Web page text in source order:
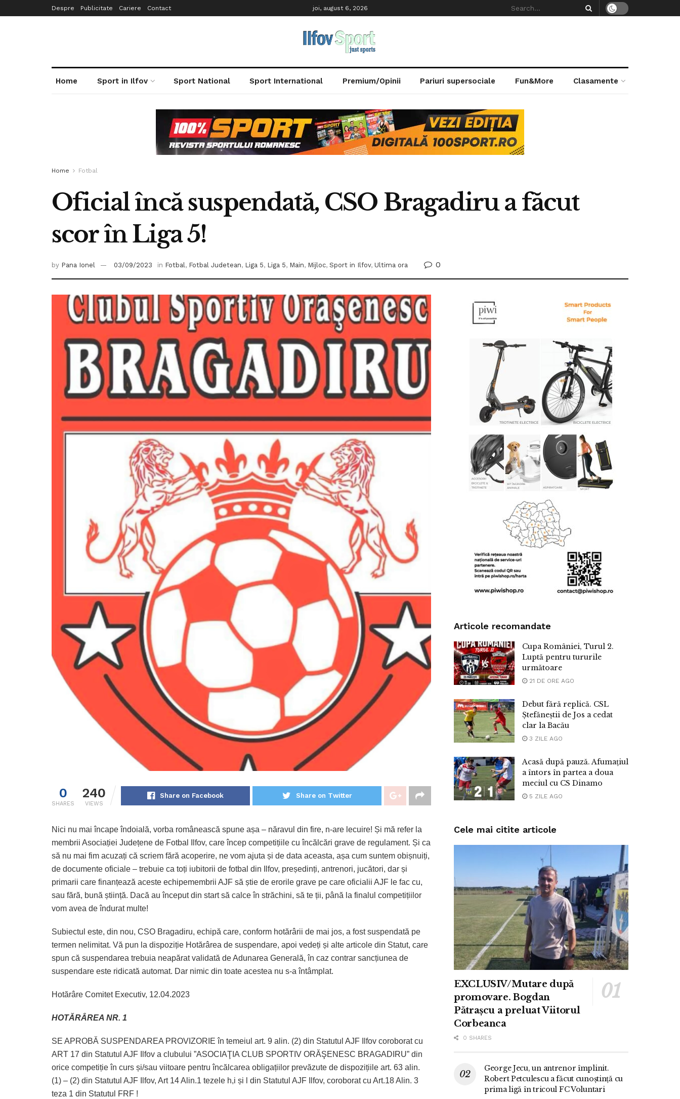
Despre Publicitate Cariere Contact joi, august 6, 2026
Home Sport in Ilfov Sport National Sport International Premium/Opinii Pariuri supersociale Fun&More Clasamente
Home Fotbal
Oficial încă suspendată, CSO Bragadiru a făcut
scor în Liga 5!
by Pana Ionel 03/09/2023 in Fotbal, Fotbal Judetean, Liga 5, Liga 5, Main, Mijloc, Sport in Ilfov, Ultima ora 0
0
SHARES
240
VIEWS
Share on Facebook Share on Twitter
Nici nu mai încape îndoială, vorba românească spune așa – năravul din fire, n-are lecuire! Și mă refer la
membrii Asociației Județene de Fotbal Ilfov, care încep competițiile cu încălcări grave de regulament. Și ca
să nu mai fim acuzați că scriem fără acoperire, ne vom ajuta și de data aceasta, așa cum suntem obișnuiți,
de documente oficiale – trebuie ca toți iubitorii de fotbal din Ilfov, președinți, antrenori, jucători, dar și
primarii care finanțează aceste echipemembrii AJF să știe de erorile grave pe care oficialii AJF le fac cu,
sau fără, bună știință. Dacă au început din start să calce în străchini, să te ții, până la finalul competițiilor
vom avea de îndurat multe!
Subiectul este, din nou, CSO Bragadiru, echipă care, conform hotărârii de mai jos, a fost suspendată pe
termen nelimitat. Vă pun la dispoziție Hotărârea de suspendare, apoi vedeți și alte articole din Statut, care
spun că suspendarea trebuia neapărat validată de Adunarea Generală, în caz contrar sancțiunea de
suspendare este ridicată automat. Dar nimic din toate acestea nu s-a întâmplat.
Hotărâre Comitet Executiv, 12.04.2023
HOTĂRÂREA NR. 1
SE APROBĂ SUSPENDAREA PROVIZORIE în temeiul art. 9 alin. (2) din Statutul AJF Ilfov coroborat cu
ART 17 din Statutul AJF Ilfov a clubului ”ASOCIAŢIA CLUB SPORTIV ORĂŞENESC BRAGADIRU” din
orice competiție în curs și/sau viitoare pentru încălcarea obligațiilor prevăzute de dispozițiile art. 63 alin.
(1) – (2) din Statutul AJF Ilfov, Art 14 Alin.1 tezele h,i și l din Statutul AJF Ilfov, coroborat cu Art.18 Alin. 3
teza 1 din Statutul FRF !
Articole recomandate
Cupa României, Turul 2.
Luptă pentru tururile
următoare
21 DE ORE AGO
Debut fără replică. CSL
Ștefăneștii de Jos a cedat
clar la Bacău
3 ZILE AGO
Acasă după pauză. Afumațiul
a întors în partea a doua
meciul cu CS Dinamo
5 ZILE AGO
Cele mai citite articole
EXCLUSIV/Mutare după
promovare. Bogdan
Pătrașcu a preluat Viitorul
Corbeanca
0 SHARES
George Jecu, un antrenor împlinit.
Robert Petculescu a făcut cunoștință cu
prima ligă în tricoul FC Voluntari